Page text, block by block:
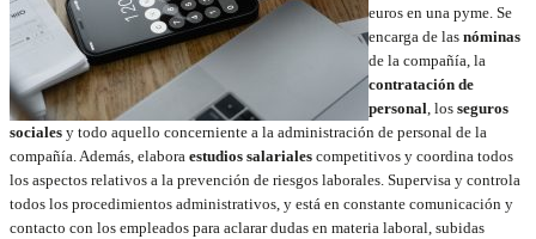
euros en una pyme. Se
encarga de las nóminas
de la compañía, la
contratación de
personal, los seguros
sociales y todo aquello concerniente a la administración de personal de la
compañía. Además, elabora estudios salariales competitivos y coordina todos
los aspectos relativos a la prevención de riesgos laborales. Supervisa y controla
todos los procedimientos administrativos, y está en constante comunicación y
contacto con los empleados para aclarar dudas en materia laboral, subidas